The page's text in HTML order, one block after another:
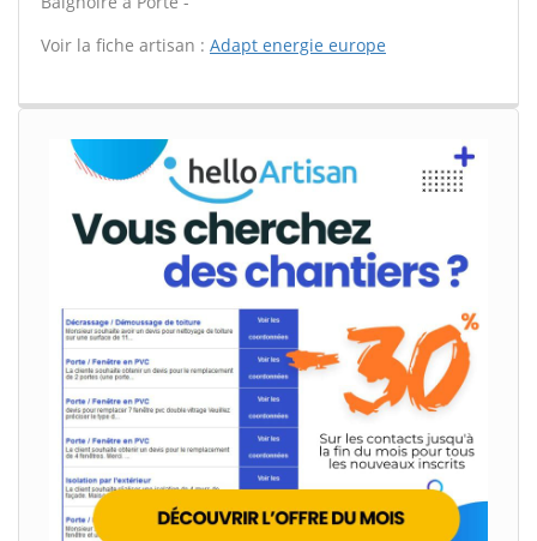
Voir la fiche artisan : Adapt energie europe